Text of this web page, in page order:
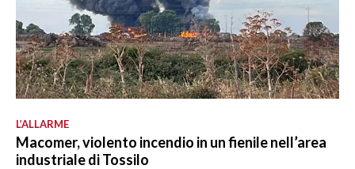
L’ALLARME
Macomer, violento incendio in un fienile nell’area
industriale di Tossilo